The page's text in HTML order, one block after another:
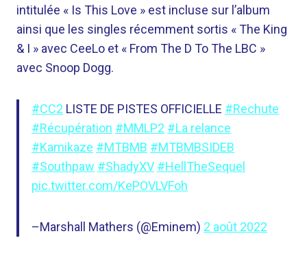
intitulée « Is This Love » est incluse sur l’album
ainsi que les singles récemment sortis « The King
& I » avec CeeLo et « From The D To The LBC »
avec Snoop Dogg.
#CC2 LISTE DE PISTES OFFICIELLE #Rechute
#Récupération #MMLP2 #La relance
#Kamikaze #MTBMB #MTBMBSIDEB
#Southpaw #ShadyXV #HellTheSequel
pic.twitter.com/KePOVLVFoh
–Marshall Mathers (@Eminem) 2 août 2022